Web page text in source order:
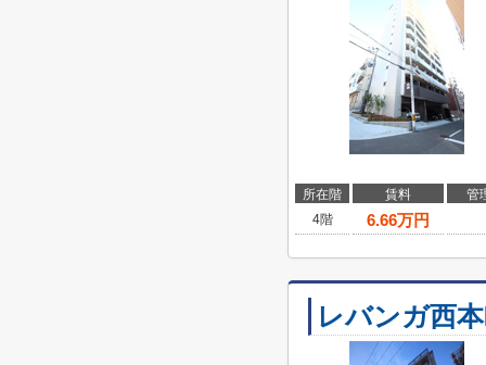
所在階 賃料
管
4階
6.66万円
レバンガ西